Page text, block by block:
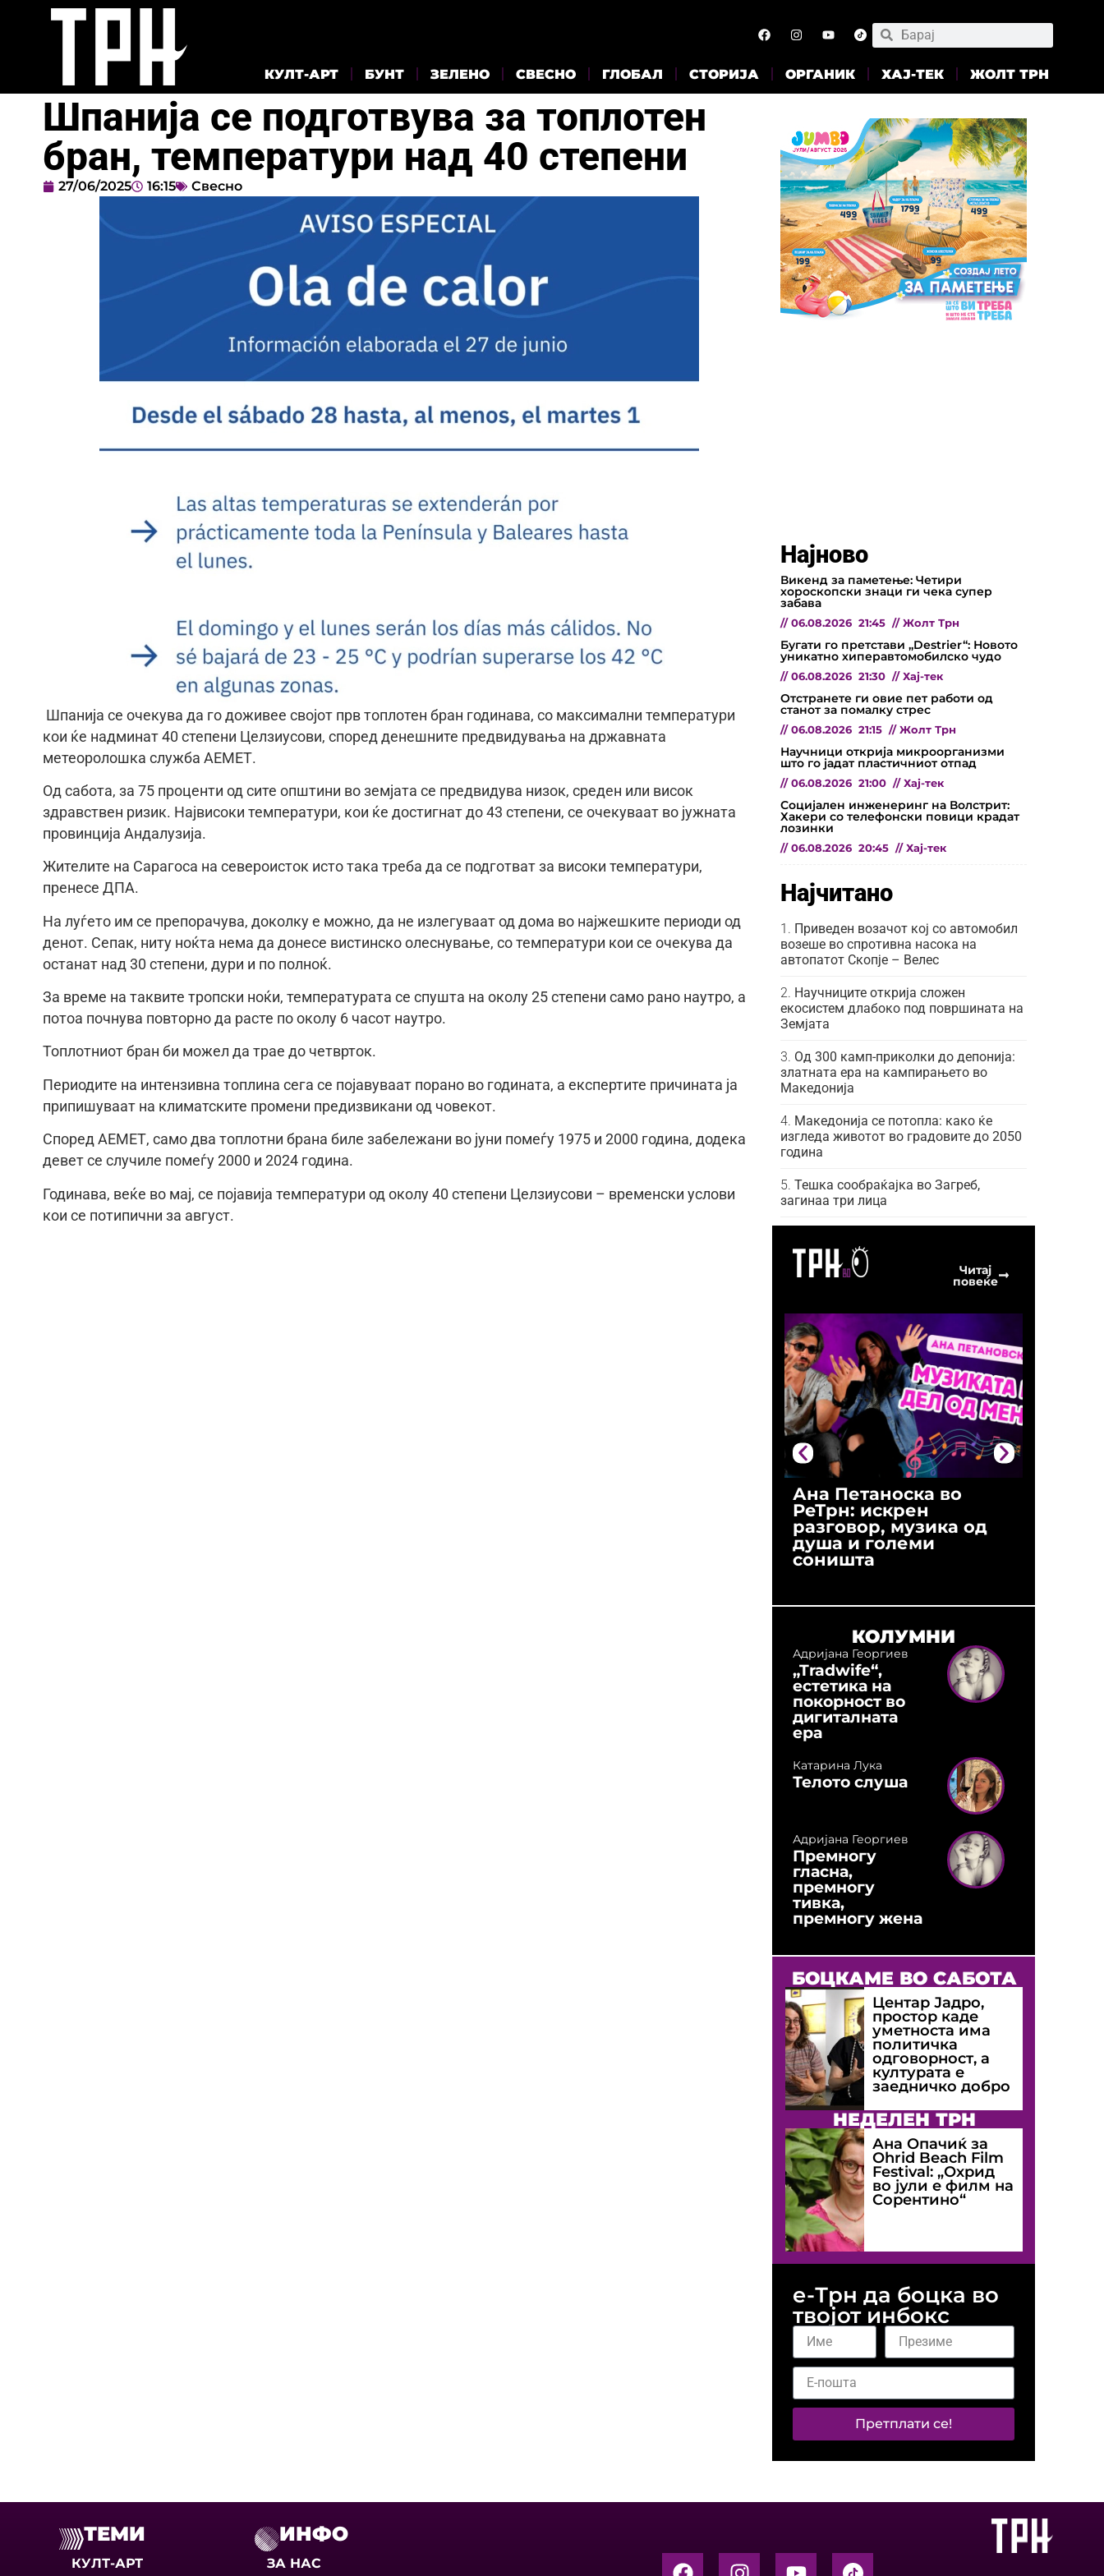
КУЛТ-АРТ БУНТ ЗЕЛЕНО СВЕСНО ГЛОБАЛ СТОРИЈА ОРГАНИК ХАЈ-ТЕК ЖОЛТ ТРН
Шпанија се подготвува за топлотен
бран, температури над 40 степени
27/06/2025 16:15 Свесно
Шпанија се очекува да го доживее својот прв топлотен бран годинава, со максимални температури
кои ќе надминат 40 степени Целзиусови, според денешните предвидувања на државната
метеоролошка служба АЕМЕТ.
Од сабота, за 75 проценти од сите општини во земјата се предвидува низок, среден или висок
здравствен ризик. Највисоки температури, кои ќе достигнат до 43 степени, се очекуваат во јужната
провинција Андалузија.
Жителите на Сарагоса на североисток исто така треба да се подготват за високи температури,
пренесе ДПА.
На луѓето им се препорачува, доколку е можно, да не излегуваат од дома во најжешките периоди од
денот. Сепак, ниту ноќта нема да донесе вистинско олеснување, со температури кои се очекува да
останат над 30 степени, дури и по полноќ.
За време на таквите тропски ноќи, температурата се спушта на околу 25 степени само рано наутро, а
потоа почнува повторно да расте по околу 6 часот наутро.
Топлотниот бран би можел да трае до четврток.
Периодите на интензивна топлина сега се појавуваат порано во годината, а експертите причината ја
припишуваат на климатските промени предизвикани од човекот.
Според АЕМЕТ, само два топлотни брана биле забележани во јуни помеѓу 1975 и 2000 година, додека
девет се случиле помеѓу 2000 и 2024 година.
Годинава, веќе во мај, се појавија температури од околу 40 степени Целзиусови – временски услови
кои се потипични за август.
Најново
Викенд за паметење: Четири
хороскопски знаци ги чека супер
забава
// 06.08.2026 21:45 // Жолт Трн
Бугати го претстави „Destrier“: Новото
уникатно хиперавтомобилско чудо
// 06.08.2026 21:30 // Хај-тек
Отстранете ги овие пет работи од
станот за помалку стрес
// 06.08.2026 21:15 // Жолт Трн
Научници открија микроорганизми
што го јадат пластичниот отпад
// 06.08.2026 21:00 // Хај-тек
Социјален инженеринг на Волстрит:
Хакери со телефонски повици крадат
лозинки
// 06.08.2026 20:45 // Хај-тек
Најчитано
Приведен возачот кој со автомобил
возеше во спротивна насока на
автопатот Скопје – Велес
Научниците открија сложен
екосистем длабоко под површината на
Земјата
Од 300 камп-приколки до депонија:
златната ера на кампирањето во
Македонија
Македонија се потопла: како ќе
изгледа животот во градовите до 2050
година
Тешка сообраќајка во Загреб,
загинаа три лица
Читај
повеќе
Ана Петаноска во
РеТрн: искрен
разговор, музика од
душа и големи
соништа
КОЛУМНИ
Адријана Георгиев
„Tradwife“,
естетика на
покорност во
дигиталната
ера
Катарина Лука
Телото слуша
Адријана Георгиев
Премногу
гласна,
премногу
тивка,
премногу жена
БОЦКАМЕ ВО САБОТА
Центар Јадро,
простор каде
уметноста има
политичка
одговорност, а
културата е
заедничко добро
НЕДЕЛЕН ТРН
Ана Опачиќ за
Оhrid Beach Film
Festival: „Охрид
во јули е филм на
Сорентино“
е-Трн да боцка во
твојот инбокс
Претплати се!
ТЕМИ
КУЛТ-АРТ
ИНФО
ЗА НАС